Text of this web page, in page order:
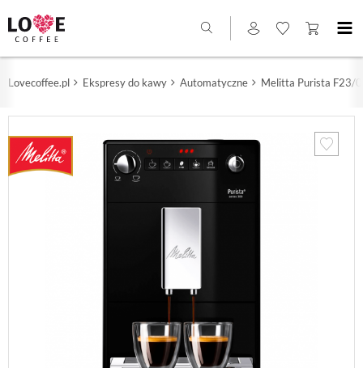
Lovecoffee.pl Ekspresy do kawy Automatyczne Melitta Purista F23/